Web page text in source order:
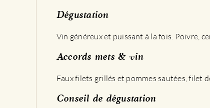
Dégustation
Vin généreux et puissant à la fois. Poivre,
Accords mets & vin
Faux filets grillés et pommes sautées, filet
Conseil de dégustation